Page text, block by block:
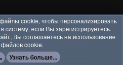
cookie, чтобы персонализировать
систему, если Вы зарегистрируетесь.
Вы соглашаетесь на использование
cookie.
Узнать больше...